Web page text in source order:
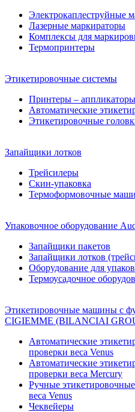
Электрокаплеструйные
Лазерные маркираторы
Комплексы для
Термопринтеры
Этикетировочные системы
Принтеры – аппликаторы
Автоматические
Этикетировочные
Запайщики лотков
Трейсилеры
Скин-упаковка
Термоформовочные
Упаковочное оборудование
Запайщики пакетов
Запайщики лотков
Оборудование для
Термоусадочное
Этикетировочные машины с
CIGIEMME (BILANCIAI
Автоматические
проверки веса Venus
Автоматические
проверки веса Mercury
Ручные
веса Venus
Чеквейеры